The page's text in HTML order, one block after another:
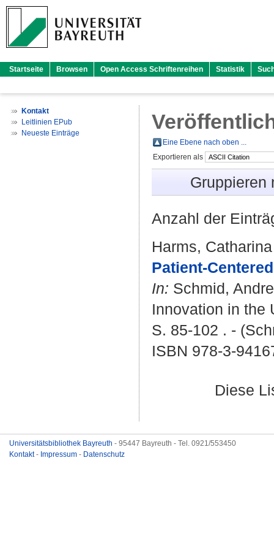
Startseite Browsen Open Access Schriftenreihen Statistik
Kontakt
Leitlinien EPub
Neueste Einträge
Eine Ebene nach oben ...
Exportieren als
Anzahl der
Harms, Catharina
Patient-
In: Schmid,
Innovation in the
S. 85-102 . -
ISBN 978-3-
Diese
Universitätsbibliothek Bayreuth - 95447 Bayreuth - Tel. 0921/553450
Kontakt- Impressum - Datenschutz